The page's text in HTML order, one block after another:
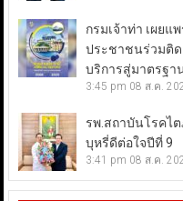
กรมเจ้าท่า เผย
ประชาชนร่วมติด
บริการสู่มาตรฐา
3:45 pm 08 ส.ค.
รพ.สถาบันโรคไ
บุหรี่ดีต่อใจปีที่ 9
3:41 pm 08 ส.ค.